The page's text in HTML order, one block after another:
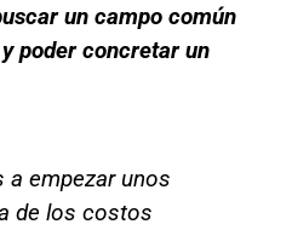
un campo común
poder concretar un
a empezar unos
de los costos